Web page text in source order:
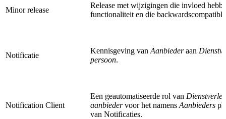
Minor release
Release met wijzigingen die invloed
functionaliteit en die
Notificatie
Kennisgeving van Aanbiederaan
persoon.
Notification Client
Een geautomatiseerde rol van
aanbiedervoor het namens Aanbieders
van Notificaties.